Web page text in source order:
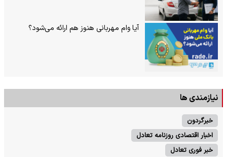
آیا وام مهربانی هنوز هم ارائه می‌شود؟
نیازمندی ها
خبرگردون
اخبار اقتصادی روزنامه تعادل
خبر فوری تعادل